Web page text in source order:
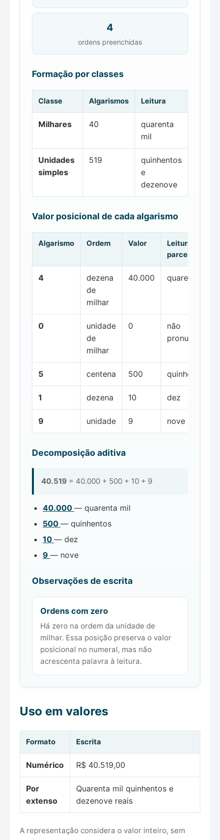
4
ordens preenchidas
Formação por classes
Classe Algarismos Leitura
Milhares 40
quarenta
mil
Unidades
simples
519
quinhentos
e
dezenove
Valor posicional de cada algarismo
Algarismo Ordem Valor
Leitura da
parcela
4
dezena
de
milhar
40.000 quarenta mil
0
unidade
de
milhar
0
não
pronunciada
5 centena 500 quinhentos
1 dezena 10 dez
9 unidade 9 nove
Decomposição aditiva
40.519 = 40.000 + 500 + 10 + 9
40.000 — quarenta mil
500 — quinhentos
10 — dez
9 — nove
Observações de escrita
Ordens com zero
Há zero na ordem da unidade de
milhar. Essa posição preserva o valor
posicional no numeral, mas não
acrescenta palavra à leitura.
Uso em valores
Formato Escrita
Numérico R$ 40.519,00
Por
extenso
Quarenta mil quinhentos e
dezenove reais
A representação considera o valor inteiro, sem